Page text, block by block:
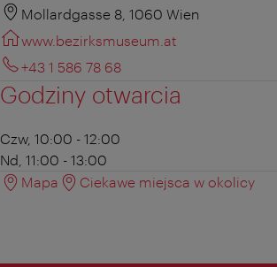
Mollardgasse 8, 1060 Wien
www.bezirksmuseum.at
+43 1 586 78 68
Godziny otwarcia
Czw, 10:00 - 12:00
Nd, 11:00 - 13:00
Mapa
Ciekawe miejsca w okolicy